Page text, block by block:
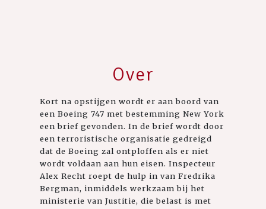
Over
Kort na opstijgen wordt er aan boord van
een Boeing 747 met bestemming New York
een brief gevonden. In de brief wordt door
een terroristische organisatie gedreigd
dat de Boeing zal ontploffen als er niet
wordt voldaan aan hun eisen. Inspecteur
Alex Recht roept de hulp in van Fredrika
Bergman, inmiddels werkzaam bij het
ministerie van Justitie, die belast is met